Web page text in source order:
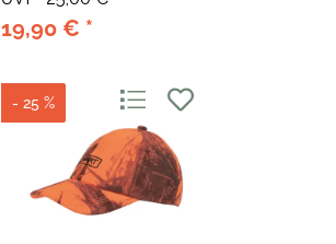
19,90 € *
- 25 %